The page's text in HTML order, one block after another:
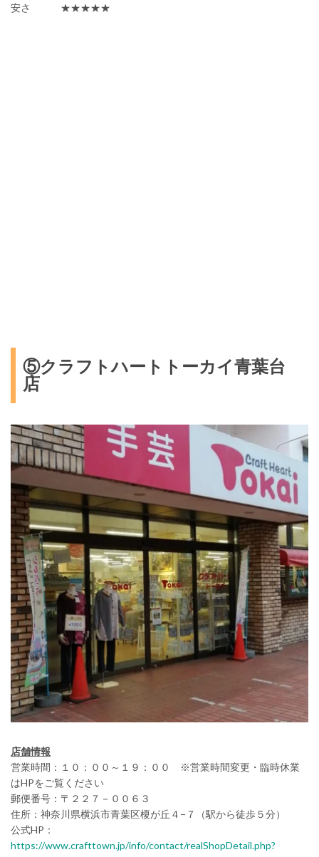
安さ ★★★★★
⑤クラフトハートトーカイ青葉台
店
店舗情報
営業時間：１０：００～１９：００ ※営業時間変更・臨時休業
はHPをご覧ください
郵便番号：〒２２７－００６３
住所：神奈川県横浜市青葉区榎が丘４−７（駅から徒歩５分）
公式HP：
https://www.crafttown.jp/info/contact/realShopDetail.php?